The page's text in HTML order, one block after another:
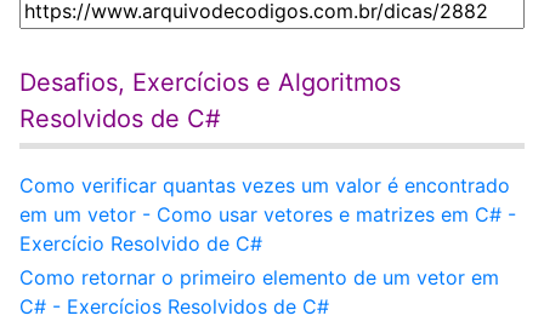
Desafios, Exercícios e Algoritmos
Resolvidos de C#
Como verificar quantas vezes um valor é encontrado
em um vetor - Como usar vetores e matrizes em C# -
Exercício Resolvido de C#
Como retornar o primeiro elemento de um vetor em
C# - Exercícios Resolvidos de C#